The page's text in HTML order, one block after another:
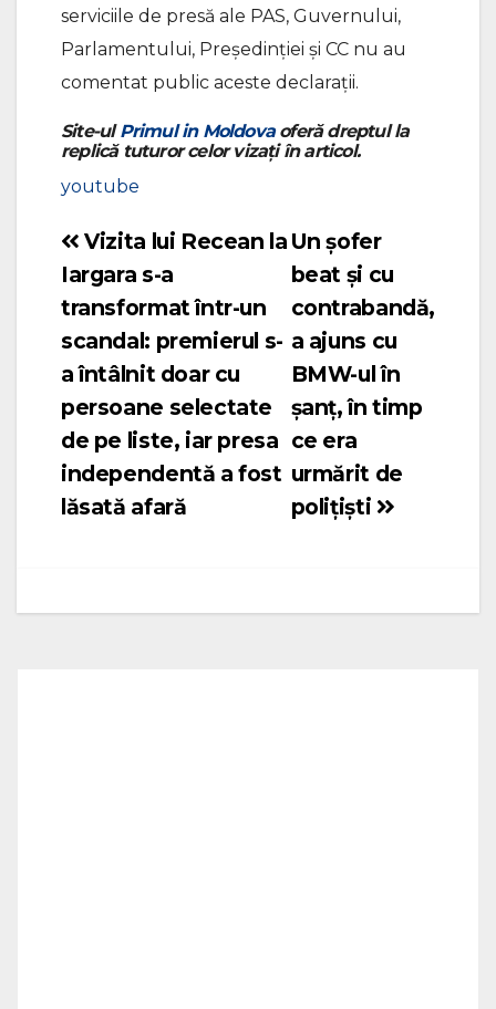
serviciile de presă ale PAS, Guvernului,
Parlamentului, Președinției și CC nu au
comentat public aceste declarații.
Site-ulPrimul in Moldovaoferă dreptul la
replică tuturor celor vizați în articol.
youtube
Navigare
în
articole
Un șofer
beat și cu
contrabandă,
a ajuns cu
BMW-ul în
șanț, în timp
ce era
urmărit de
polițiști
Vizita lui Recean la
Iargara s-a
transformat într-un
scandal: premierul s-
a întâlnit doar cu
persoane selectate
de pe liste, iar presa
independentă a fost
lăsată afară